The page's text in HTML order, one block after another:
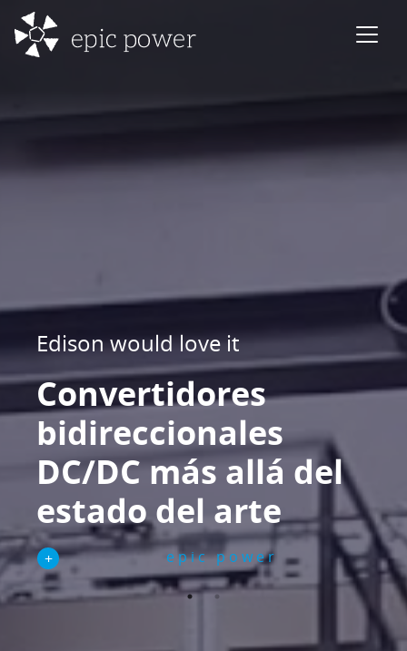
Saltar al contenido
Navegación principal
Edison would love it
Convertidores
bidireccionales
DC/DC más allá del
estado del arte
epic power